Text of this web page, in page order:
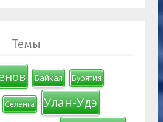
Темы
Байкал Бурятия
Селенга Улан-Удэ